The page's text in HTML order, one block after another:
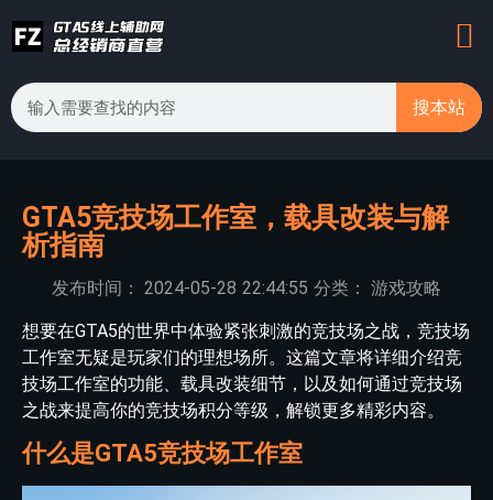
搜本站
GTA5竞技场工作室，载具改装与解
析指南
发布时间： 2024-05-28 22:44:55 分类： 游戏攻略
想要在GTA5的世界中体验紧张刺激的竞技场之战，竞技场
工作室无疑是玩家们的理想场所。这篇文章将详细介绍竞
技场工作室的功能、载具改装细节，以及如何通过竞技场
之战来提高你的竞技场积分等级，解锁更多精彩内容。
什么是GTA5竞技场工作室